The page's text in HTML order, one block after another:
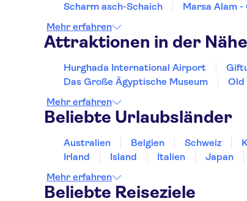
Scharm asch-Schaich Marsa Alam -
Mehr erfahren
Attraktionen in der Nähe
Hurghada International Airport
Das Große Ägyptische Museum
Old
Mehr erfahren
Beliebte Urlaubsländer
Australien Belgien Schweiz
Irland
Island Italien Japan
Mehr erfahren
Beliebte Reiseziele